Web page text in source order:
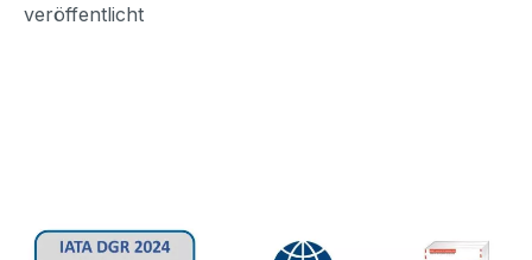
veröffentlicht